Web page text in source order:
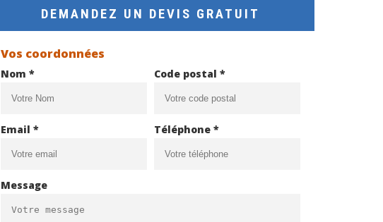
DEMANDEZ UN DEVIS GRATUIT
Vos coordonnées
Nom * Code postal *
Email * Téléphone *
Message